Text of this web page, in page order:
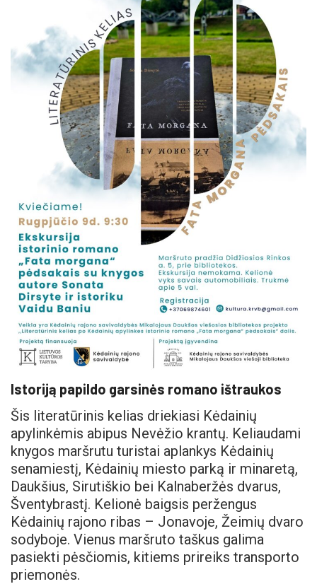
Istoriją papildo garsinės romano ištraukos
Šis literatūrinis kelias driekiasi Kėdainių
apylinkėmis abipus Nevėžio krantų. Keliaudami
knygos maršrutu turistai aplankys Kėdainių
senamiestį, Kėdainių miesto parką ir minaretą,
Daukšius, Sirutiškio bei Kalnaberžės dvarus,
Šventybrastį. Kelionė baigsis peržengus
Kėdainių rajono ribas – Jonavoje, Žeimių dvaro
sodyboje. Vienus maršruto taškus galima
pasiekti pėsčiomis, kitiems prireiks transporto
priemonės.